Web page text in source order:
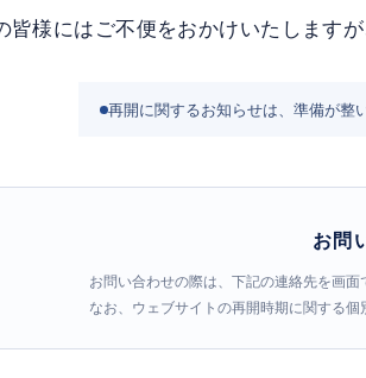
皆様にはご不便をおかけいたします
再開に関するお知らせは、準備が整
お問
お問い合わせの際は、下記の連絡先を画面
なお、ウェブサイトの再開時期に関する個